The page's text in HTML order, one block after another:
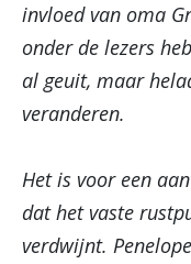
invloed van oma
onder de lezers
al geuit, maar
veranderen.
Het is voor een
dat het vaste
verdwijnt.